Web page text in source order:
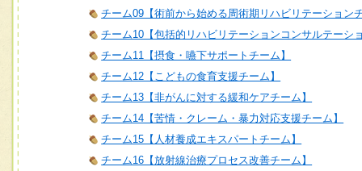
チーム09【術前から始める周術期リハビリテーション
チーム10【包括的リハビリテーションコンサルテーシ
チーム11【摂食・嚥下サポートチーム】
チーム12【こどもの食育支援チーム】
チーム13【非がんに対する緩和ケアチーム】
チーム14【苦情・クレーム・暴力対応支援チーム】
チーム15【人材養成エキスパートチーム】
チーム16【放射線治療プロセス改善チーム】